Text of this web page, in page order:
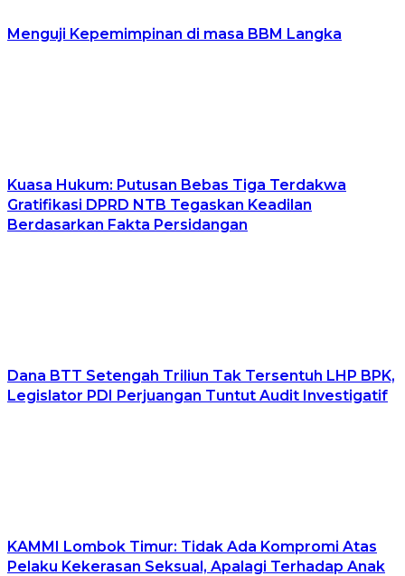
Menguji Kepemimpinan di masa BBM Langka
Kuasa Hukum: Putusan Bebas Tiga Terdakwa
Gratifikasi DPRD NTB Tegaskan Keadilan
Berdasarkan Fakta Persidangan
Dana BTT Setengah Triliun Tak Tersentuh LHP BPK,
Legislator PDI Perjuangan Tuntut Audit Investigatif
KAMMI Lombok Timur: Tidak Ada Kompromi Atas
Pelaku Kekerasan Seksual, Apalagi Terhadap Anak